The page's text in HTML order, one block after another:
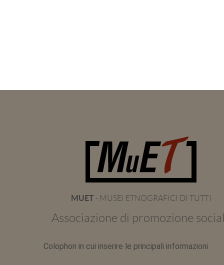
MUET - MUSEI ETNOGRAFICI DI TUTTI
Associazione di promozione
Colophon in cui inserire le principali informazioni